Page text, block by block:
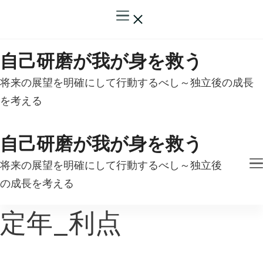
自己研磨が我が身を救う
将来の展望を明確にして行動するべし～独立後の成長
を考える
自己研磨が我が身を救う
将来の展望を明確にして行動するべし～独立後
の成長を考える
定年_利点